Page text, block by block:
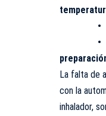
•
•
La falta de
con la
inhalador,